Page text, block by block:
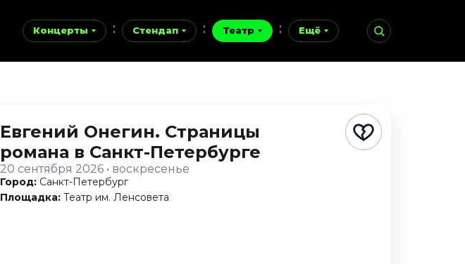
Концерты Стендап Театр Ещё
Евгений Онегин. Страницы
романа в Санкт-Петербурге
20 сентября 2026 • воскресенье
Город: Санкт-Петербург
Площадка: Театр им. Ленсовета